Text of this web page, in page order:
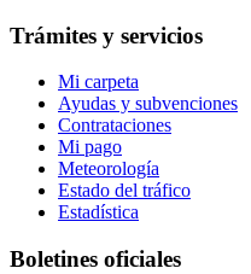
Trámites y servicios
Mi carpeta
Ayudas y subvenciones
Contrataciones
Mi pago
Meteorología
Estado del tráfico
Estadística
Boletines oficiales